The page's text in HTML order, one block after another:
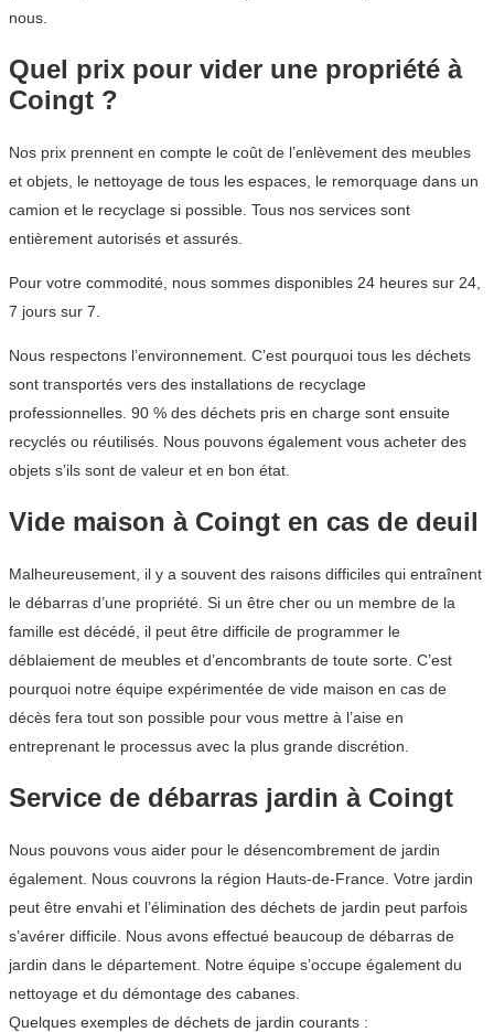
nous.
Quel prix pour vider une propriété à
Coingt ?
Nos prix prennent en compte le coût de l’enlèvement des meubles
et objets, le nettoyage de tous les espaces, le remorquage dans un
camion et le recyclage si possible. Tous nos services sont
entièrement autorisés et assurés.
Pour votre commodité, nous sommes disponibles 24 heures sur 24,
7 jours sur 7.
Nous respectons l’environnement. C’est pourquoi tous les déchets
sont transportés vers des installations de recyclage
professionnelles. 90 % des déchets pris en charge sont ensuite
recyclés ou réutilisés. Nous pouvons également vous acheter des
objets s’ils sont de valeur et en bon état.
Vide maison à Coingt en cas de deuil
Malheureusement, il y a souvent des raisons difficiles qui entraînent
le débarras d’une propriété. Si un être cher ou un membre de la
famille est décédé, il peut être difficile de programmer le
déblaiement de meubles et d’encombrants de toute sorte. C’est
pourquoi notre équipe expérimentée de vide maison en cas de
décès fera tout son possible pour vous mettre à l’aise en
entreprenant le processus avec la plus grande discrétion.
Service de débarras jardin à Coingt
Nous pouvons vous aider pour le désencombrement de jardin
également. Nous couvrons la région Hauts-de-France. Votre jardin
peut être envahi et l’élimination des déchets de jardin peut parfois
s’avérer difficile. Nous avons effectué beaucoup de débarras de
jardin dans le département. Notre équipe s’occupe également du
nettoyage et du démontage des cabanes.
Quelques exemples de déchets de jardin courants :